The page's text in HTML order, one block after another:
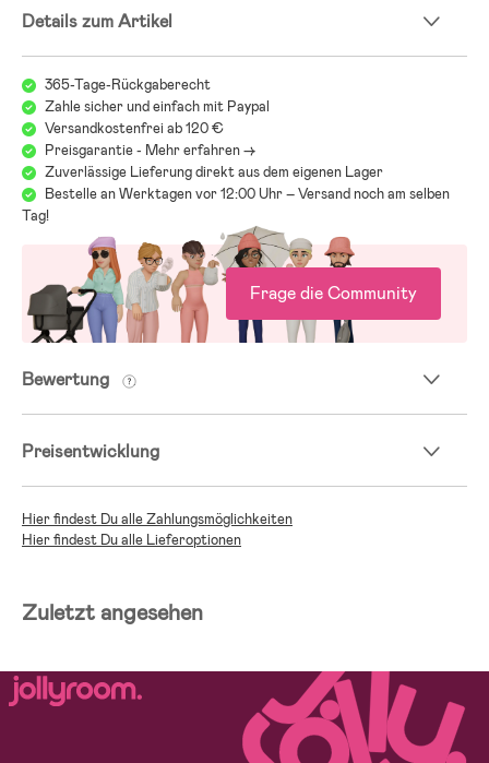
Details zum Artikel
365-Tage-Rückgaberecht
Zahle sicher und einfach mit Paypal
Versandkostenfrei ab 120 €
Preisgarantie - Mehr erfahren ->
Zuverlässige Lieferung direkt aus dem eigenen Lager
Bestelle an Werktagen vor 12:00 Uhr – Versand noch am selben
Tag!
Frage die Community
Bewertung
Preisentwicklung
Hier findest Du alle Zahlungsmöglichkeiten
Hier findest Du alle Lieferoptionen
Zuletzt angesehen